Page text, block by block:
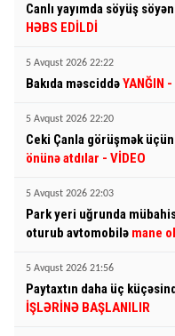
Canlı yayımda söyüş
HƏBS EDİLDİ
5 Avqust 2026 22:22
Bakıda məsciddəYANĞIN -
5 Avqust 2026 22:20
Ceki Çanla görüşmək
önünə atdılar - VİDEO
5 Avqust 2026 22:03
Park yeri uğrunda
oturub avtomobilə mane
5 Avqust 2026 21:56
Paytaxtın daha üç
İŞLƏRİNƏ BAŞLANILIR